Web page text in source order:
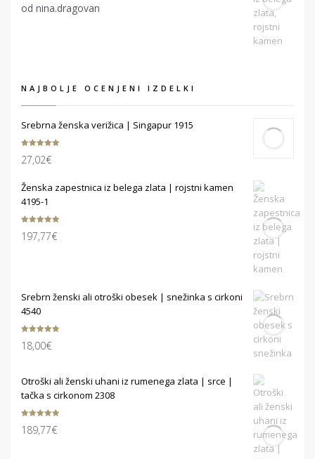
od 5
od nina.dragovan
NAJBOLJE OCENJENI IZDELKI
Srebrna ženska verižica | Singapur 1915
5.00 od 5
27,02€
Ženska zapestnica iz belega zlata | rojstni kamen
4195-1
5.00 od 5
197,77€
Srebrn ženski ali otroški obesek | snežinka s cirkoni
4540
5.00 od 5
18,00€
Otroški ali ženski uhani iz rumenega zlata | srce |
tačka s cirkonom 2308
5.00od 5
189,77€